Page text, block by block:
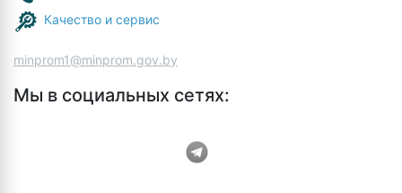
Качество и сервис
minprom1@minprom.gov.by
Мы в социальных сетях: